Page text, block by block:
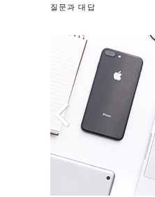
질문과 대답